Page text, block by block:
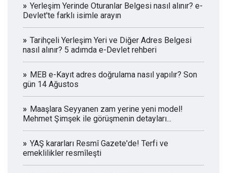
Yerleşim Yerinde Oturanlar Belgesi nasıl alınır? e-
Devlet'te farklı isimle arayın
Tarihçeli Yerleşim Yeri ve Diğer Adres Belgesi
nasıl alınır? 5 adımda e-Devlet rehberi
MEB e-Kayıt adres doğrulama nasıl yapılır? Son
gün 14 Ağustos
Maaşlara Seyyanen zam yerine yeni model!
Mehmet Şimşek ile görüşmenin detayları...
YAŞ kararları Resmî Gazete'de! Terfi ve
emeklilikler resmîleşti